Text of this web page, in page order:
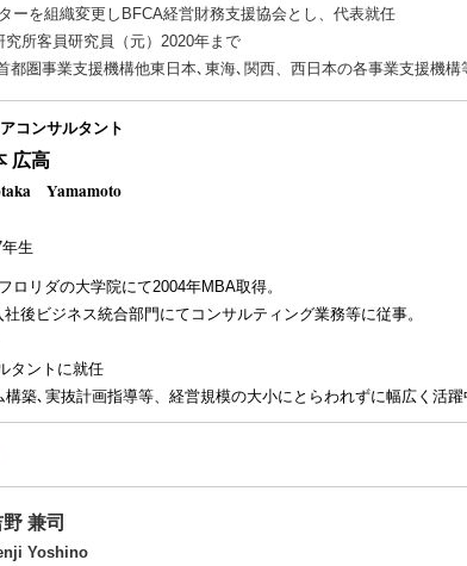
ーを組織変更しBFCA経営財務支援協会とし、代表就任
所客員研究員（元）2020年まで
都圏事業支援機構他東日本､東海､関西、西日本の各事業支援機構
コンサルタント
広高
Yamamoto
生
ロリダの大学院にて2004年MBA取得。
後ビジネス統合部門にてコンサルティング業務等に従事。
タントに就任
築､実抜計画指導等、経営規模の大小にとらわれずに幅広く活躍
兼司
Yoshino